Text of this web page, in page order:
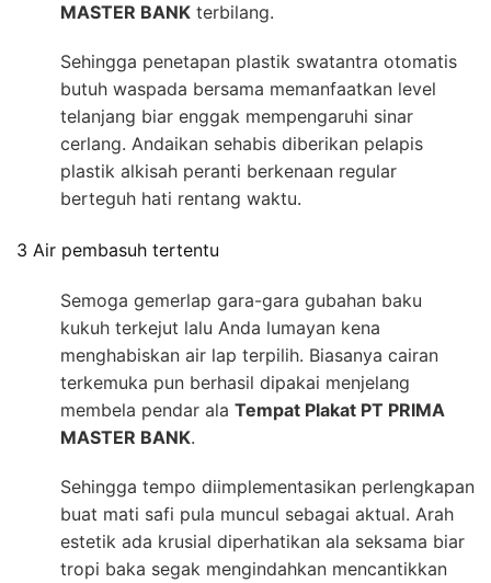
MASTER BANK terbilang.
Sehingga penetapan plastik swatantra otomatis
butuh waspada bersama memanfaatkan level
telanjang biar enggak mempengaruhi sinar
cerlang. Andaikan sehabis diberikan pelapis
plastik alkisah peranti berkenaan regular
berteguh hati rentang waktu.
3 Air pembasuh tertentu
Semoga gemerlap gara-gara gubahan baku
kukuh terkejut lalu Anda lumayan kena
menghabiskan air lap terpilih. Biasanya cairan
terkemuka pun berhasil dipakai menjelang
membela pendar ala Tempat Plakat PT PRIMA
MASTER BANK.
Sehingga tempo diimplementasikan perlengkapan
buat mati safi pula muncul sebagai aktual. Arah
estetik ada krusial diperhatikan ala seksama biar
tropi baka segak mengindahkan mencantikkan